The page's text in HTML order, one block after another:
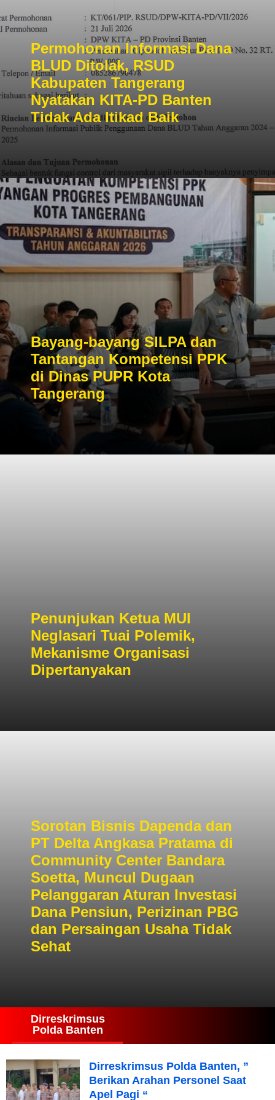
Permohonan Informasi Dana
BLUD Ditolak, RSUD
Kabupaten Tangerang
Nyatakan KITA-PD Banten
Tidak Ada Itikad Baik
Bayang-bayang SILPA dan
Tantangan Kompetensi PPK
di Dinas PUPR Kota
Tangerang
Penunjukan Ketua MUI
Neglasari Tuai Polemik,
Mekanisme Organisasi
Dipertanyakan
Sorotan Bisnis Dapenda dan
PT Delta Angkasa Pratama di
Community Center Bandara
Soetta, Muncul Dugaan
Pelanggaran Aturan Investasi
Dana Pensiun, Perizinan PBG
dan Persaingan Usaha Tidak
Sehat
Dirreskrimsus
Polda Banten
Dirreskrimsus Polda Banten, ”
Berikan Arahan Personel Saat
Apel Pagi “